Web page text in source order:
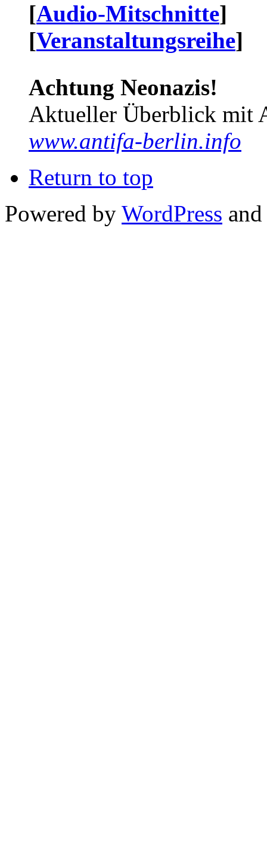
[Audio-Mitschnitte]
[Veranstaltungsreihe]
Achtung Neonazis!
Aktueller Überblick mit
www.antifa-berlin.info
Return to top
Powered by WordPress